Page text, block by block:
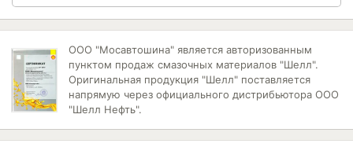
ООО "Мосавтошина" является авторизованным
пунктом продаж смазочных материалов "Шелл".
Оригинальная продукция "Шелл" поставляется
напрямую через официального дистрибьютора ООО
"Шелл Нефть".